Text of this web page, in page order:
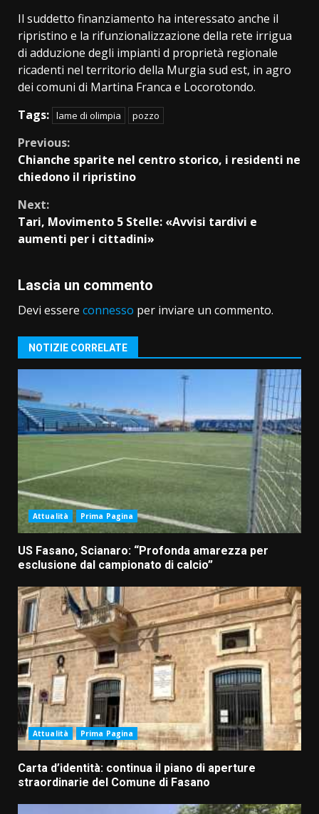
Il suddetto finanziamento ha interessato anche il
ripristino e la rifunzionalizzazione della rete irrigua
di adduzione degli impianti d proprietà regionale
ricadenti nel territorio della Murgia sud est, in agro
dei comuni di Martina Franca e Locorotondo.
Tags: lame di olimpia pozzo
Continue
Reading
Previous:
Chianche sparite nel centro storico, i residenti ne
chiedono il ripristino
Next:
Tari, Movimento 5 Stelle: «Avvisi tardivi e
aumenti per i cittadini»
Lascia un commento
Devi essere connesso per inviare un commento.
NOTIZIE CORRELATE
Attualità Prima Pagina
US Fasano, Scianaro: “Profonda amarezza per
esclusione dal campionato di calcio”
Attualità Prima Pagina
Carta d’identità: continua il piano di aperture
straordinarie del Comune di Fasano